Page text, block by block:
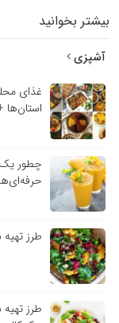
بیشتر بخوانید
آشپزی
غذای
چطور یک
طرز تهیه
طرز